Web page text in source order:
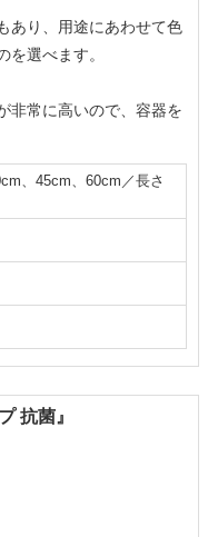
あり、用途にあわせて色
を選べます。
非常に高いので、容器を
、45cm、60cm／長さ
抗菌』